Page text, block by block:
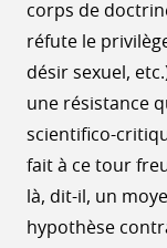
corps de
réfute le
désir sexuel,
une résistance
scientifico-
fait à ce tour
là, dit-il, un
hypothèse